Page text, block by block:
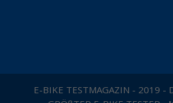
E-BIKE TESTMAGAZIN - 2019 -